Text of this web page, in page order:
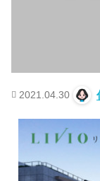
2021.04.30